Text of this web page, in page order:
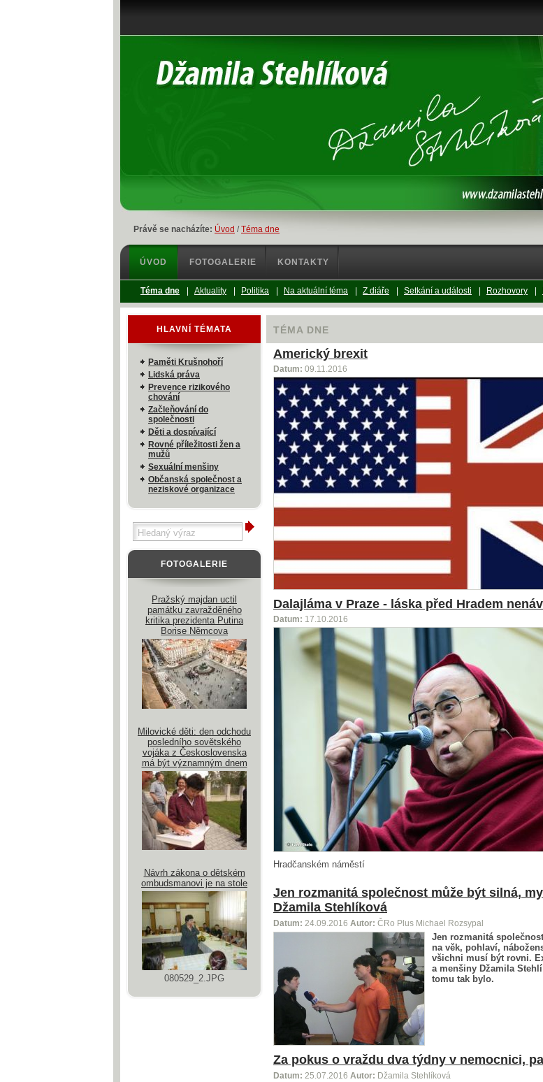
Právě se nacházíte: Úvod /Téma dne
TÉMA DNE
Americký brexit
Datum: 09.11.2016
Dalajláma v Praze - láska před Hradem
Datum: 17.10.2016
Hradčanském náměstí
Jen rozmanitá společnost může být silná,
Džamila Stehlíková
Datum: 24.09.2016 Autor: ČRo Plus Michael Rozsypal
Jen rozmanitá
na věk, pohlaví,
všichni musí být rovni.
a menšiny Džamila
tomu tak bylo.
Za pokus o vraždu dva týdny v nemocnici,
Datum: 25.07.2016 Autor: Džamila Stehlíková
HLAVNÍ TÉMATA
Paměti Krušnohoří
Lidská práva
Prevence rizikového
chování
Začleňování do
společnosti
Děti a dospívající
Rovné příležitosti žen a
mužů
Sexuální menšiny
Občanská společnost a
neziskové organizace
FOTOGALERIE
Pražský majdan uctil
památku zavražděného
kritika prezidenta Putina
Borise Němcova
Milovické děti: den odchodu
posledního sovětského
vojáka z Československa
má být významným dnem
Návrh zákona o dětském
ombudsmanovi je na stole
080529_2.JPG
ÚVOD FOTOGALERIE KONTAKTY
Téma dne Aktuality Politika Na aktuální téma Z diáře Setkání a události Rozhovory